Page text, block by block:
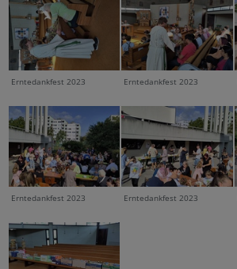
Erntedankfest 2023 Erntedankfest 2023
Erntedankfest 2023 Erntedankfest 2023